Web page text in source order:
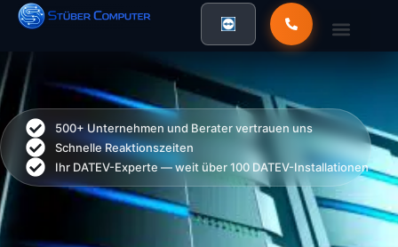
500+ Unternehmen und Berater vertrauen uns
Schnelle Reaktionszeiten
Ihr DATEV-Experte — weit über 100 DATEV-Installationen